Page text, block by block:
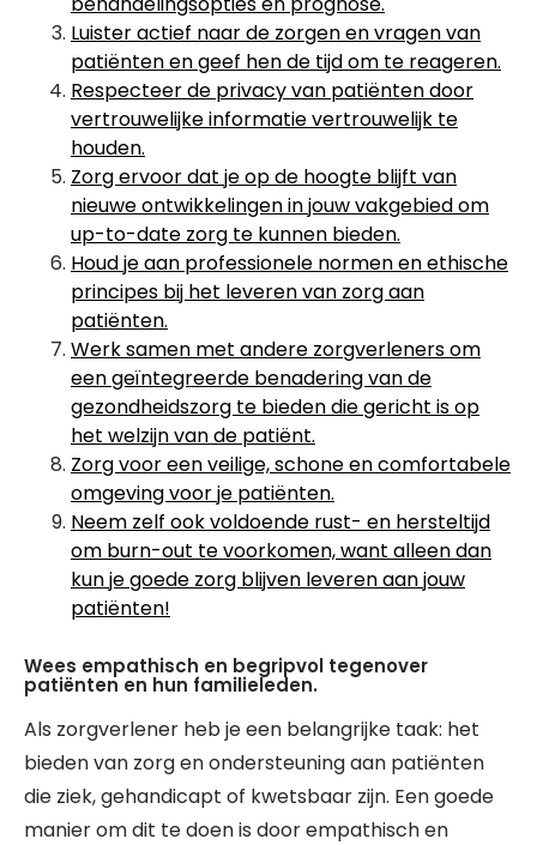
Luister actief naar de zorgen en vragen van
patiënten en geef hen de tijd om te reageren.
Respecteer de privacy van patiënten door
vertrouwelijke informatie vertrouwelijk te
houden.
Zorg ervoor dat je op de hoogte blijft van
nieuwe ontwikkelingen in jouw vakgebied om
up-to-date zorg te kunnen bieden.
Houd je aan professionele normen en ethische
principes bij het leveren van zorg aan
patiënten.
Werk samen met andere zorgverleners om
een ​​geïntegreerde benadering van de
gezondheidszorg te bieden die gericht is op
het welzijn van de patiënt.
Zorg voor een veilige, schone en comfortabele
omgeving voor je patiënten.
Neem zelf ook voldoende rust- en hersteltijd
om burn-out te voorkomen, want alleen dan
kun je goede zorg blijven leveren aan jouw
patiënten!
Wees empathisch en begripvol tegenover
patiënten en hun familieleden.
Als zorgverlener heb je een belangrijke taak: het
bieden van zorg en ondersteuning aan patiënten
die ziek, gehandicapt of kwetsbaar zijn. Een goede
manier om dit te doen is door empathisch en